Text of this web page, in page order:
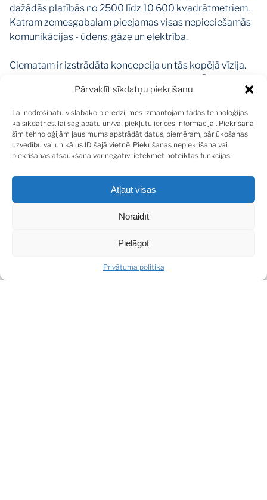
Pārvaldīt sīkdatņu piekrišanu
Lai nodrošinātu vislabāko pieredzi, mēs izmantojam tādas tehnoloģijas
kā sīkdatnes, lai saglabātu un/vai piekļūtu ierīces informācijai. Piekrišana
šīm tehnoloģijām ļaus mums apstrādāt datus, piemēram, pārlūkošanas
uzvedību vai unikālus ID šajā vietnē. Piekrišanas nepiekrišana vai
piekrišanas atsaukšana var negatīvi ietekmēt noteiktas funkcijas.
Atļaut visas
Noraidīt
Pielāgot
Privātuma politika
dažādās platībās no 2500 līdz 10 600 kvadrātmetriem.
Katram zemesgabalam pieejamas visas nepieciešamās
komunikācijas - ūdens, gāze un elektrība.
Ciematam ir izstrādāta koncepcija un tās kopējā vīzija.
apdarē pamatā jāizmanto dabīgi materiāli - akmens,
koks, stikls, kā arī pieļaujam augstvērtīgs dekoratīvais
apmetums.